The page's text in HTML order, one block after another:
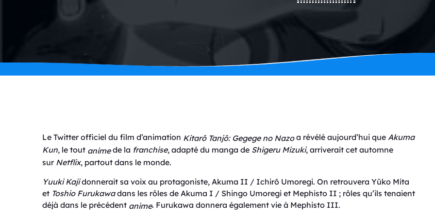
Le Twitter officiel du film d’animation Kitarô Tanjô: Gegege no Nazoa révélé aujourd’hui que Akuma
Kun, le tout animede la franchise, adapté du manga de Shigeru Mizuki, arriverait cet automne
sur Netflix, partout dans le monde.
Yuuki Kajidonnerait sa voix au protagoniste, Akuma II / Ichirô Umoregi. On retrouvera Yûko Mita
et Toshio Furukawadans les rôles de Akuma I / Shingo Umoregi et Mephisto II ; rôles qu’ils tenaient
déjà dans le précédent anime. Furukawa donnera également vie à Mephisto III.